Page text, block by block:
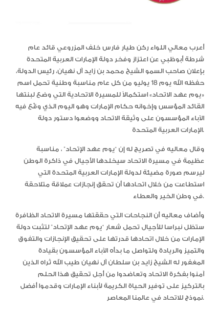
أعرب معالي اللواء ركن طيار فارس خلف المزروعي قائد عام
شرطة أبوظبي عن اعتزاز وفخر دولة الإمارات العربية المتحدة
بإعلان صاحب السمو الشيخ محمد بن زايد آل نهيان، رئيس الدولة،
حفظه الله يوم 18 يوليو من كل عام مناسبة وطنية تحمل اسم
«يوم عهد الاتحاد» استكمالاً للمسيرة الاتحادية التي وضع لبنتها
القائد المؤسس وإخوانه حكام الإمارات وهو اليوم الذي وقّع فيه
الآباء المؤسسون على وثيقة الاتحاد ووضعوا دستور دولة
الإمارات العربية المتحدة.
وقال معاليه في تصريج له إن “يوم عهد الإتحاد” ، مناسبة
عظيمة في مسيرة الاتحاد سيخلدها الأجيال في ذاكرة الوطن
ليرسم صورة مضيئة لدولة الإمارات العربية المتحدة التي
استطاعت من خلال اتحادها أن تحقق إنجازات عملاقة متلاحقة
في وطن الخير والعطاء.
وأضاف معاليه أن النجاحات التي حققتها مسيرة الاتحاد الظافرة
ستظل نبراسا للأجيال تحمل شعار “يوم عهد الإتحاد” لتثبت دولة
الإمارات من خلال اتحادها قدرتها على تحقيق الإنجازات والتفوق
والتميز والريادة ولتواصل ما بدأه الآباء المؤسسون بقيادة
المغفور له الشيخ زايد بن سلطان آل نهيان طيب الله ثراه الذين
آمنوا بفكرة الاتحاد وتعاضدوا من أجل تحقيق هذا الحلم
بالتركيز على توفير الحياة الكريمة لأبناء الإمارات وقدموا أفضل
نموذج للاتحاد في عالمنا المعاصر.